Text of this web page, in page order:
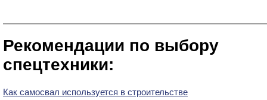
Рекомендации по выбору
спецтехники:
Как самосвал используется в строительстве